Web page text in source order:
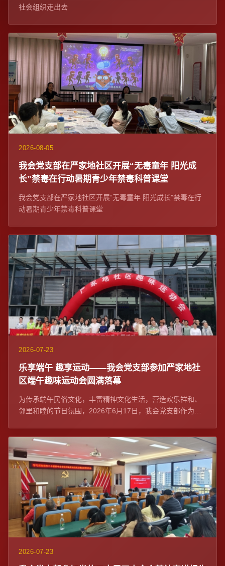
社会组织走出去
2026-08-05
我会党支部在严家地社区开展“无毒童年 阳光成
长”禁毒在行动暑期青少年禁毒科普课堂
我会党支部在严家地社区开展“无毒童年 阳光成长”禁毒在行
动暑期青少年禁毒科普课堂
2026-07-23
乐享端午 趣享运动——我会党支部参加严家地社
区端午趣味运动会圆满落幕
为传承端午民俗文化，丰富精神文化生活，营造欢乐祥和、
邻里和睦的节日氛围，2026年6月17日，我会党支部作为社
2026-07-23